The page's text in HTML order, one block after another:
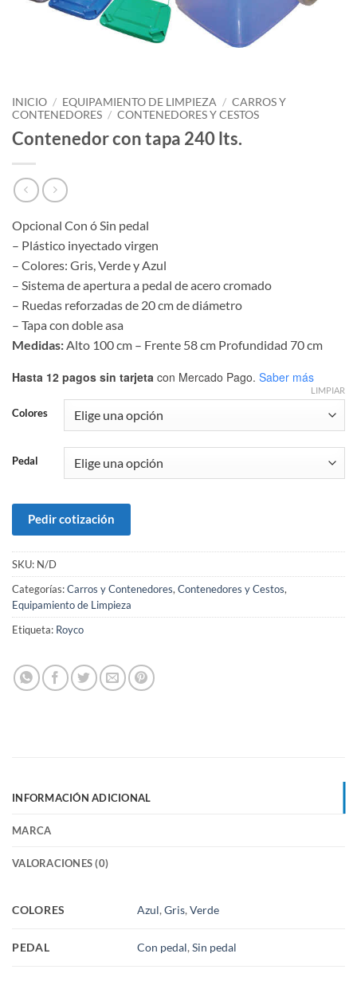
INICIO / EQUIPAMIENTO DE LIMPIEZA / CARROS Y
CONTENEDORES / CONTENEDORES Y CESTOS
Contenedor con tapa 240 lts.
Opcional Con ó Sin pedal
– Plástico inyectado virgen
– Colores: Gris, Verde y Azul
– Sistema de apertura a pedal de acero cromado
– Ruedas reforzadas de 20 cm de diámetro
– Tapa con doble asa
Medidas:Alto 100 cm – Frente 58 cm Profundidad 70 cm
Hasta 12 pagos sin tarjeta con Mercado Pago. Saber más
Colores
Pedal
LIMPIAR
Pedir cotización
SKU: N/D
Categorías:Carros y Contenedores, Contenedores y Cestos,
Equipamiento de Limpieza
Etiqueta: Royco
INFORMACIÓN ADICIONAL
MARCA
VALORACIONES (0)
COLORES Azul,Gris,Verde
PEDAL Con pedal,Sin pedal